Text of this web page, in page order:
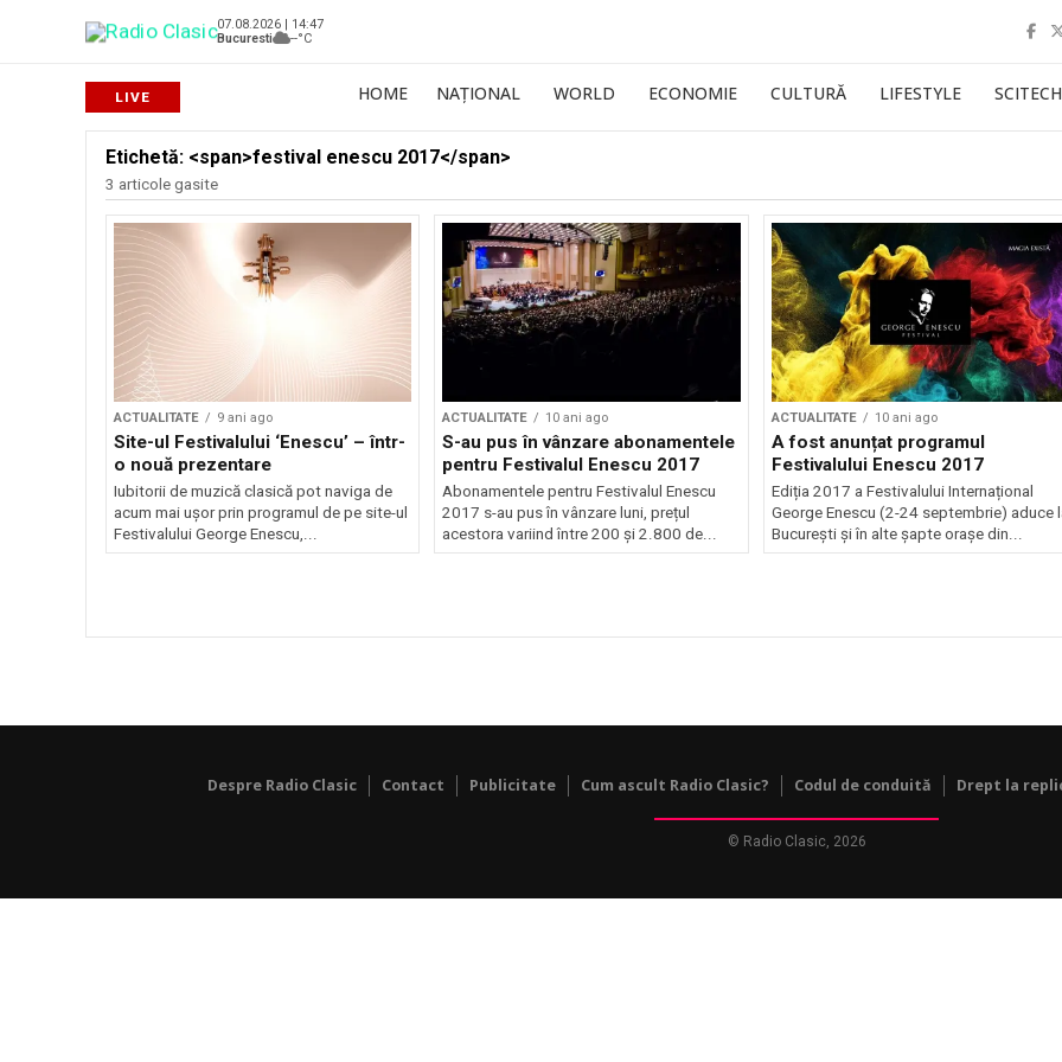
07.08.2026 | 14:47
Bucuresti
--°C
HOME NAȚIONAL WORLD ECONOMIE CULTURĂ LIFESTYLE SCITECH
Etichetă: <span>festival enescu 2017</span>
3 articole gasite
ACTUALITATE 9 ani ago
Site-ul Festivalului ‘Enescu’ – într-
o nouă prezentare
Iubitorii de muzică clasică pot naviga de
acum mai ușor prin programul de pe site-ul
Festivalului George Enescu,...
ACTUALITATE 10 ani ago
S-au pus în vânzare abonamentele
pentru Festivalul Enescu 2017
Abonamentele pentru Festivalul Enescu
2017 s-au pus în vânzare luni, prețul
acestora variind între 200 și 2.800 de...
ACTUALITATE 10 ani ago
A fost anunțat programul
Festivalului Enescu 2017
Ediția 2017 a Festivalului Internațional
George Enescu (2-24 septembrie) aduce
București și în alte șapte orașe din...
Despre Radio Clasic Contact Publicitate Cum ascult Radio Clasic? Codul de conduită Drept la
© Radio Clasic, 2026